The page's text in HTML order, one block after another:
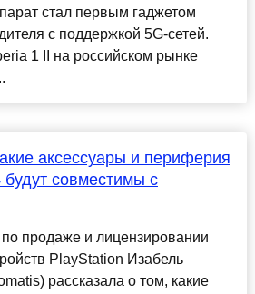
стал первым гаджетом
с поддержкой 5G-сетей.
1 II на российском рынке
аксессуары и периферия
совместимы с
продаже и лицензировании
PlayStation Изабель
рассказала о том, какие